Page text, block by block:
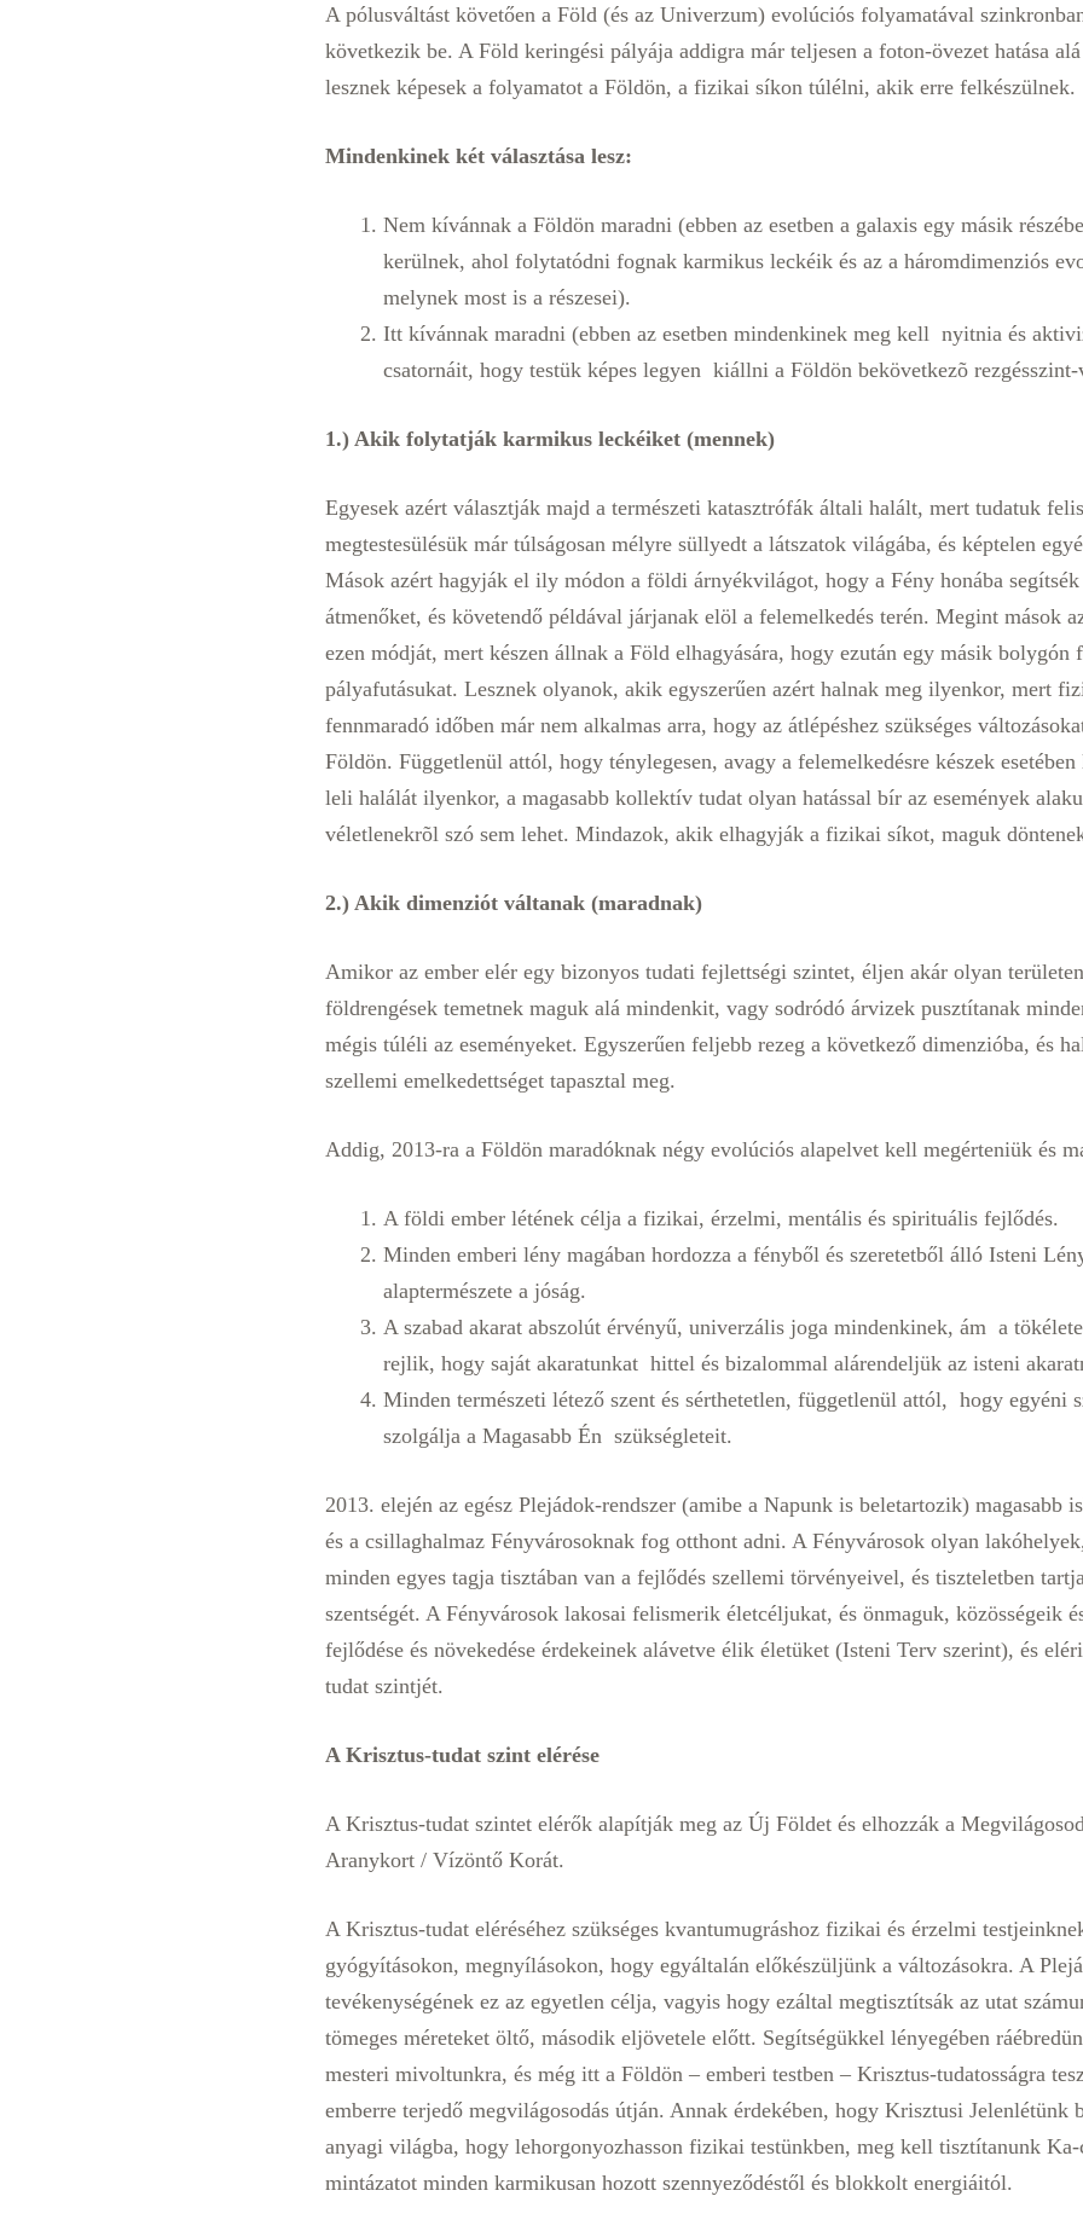
A pólusváltást követően a Föld (és az Univerzum) evolúciós folyamatával
következik be. A Föld keringési pályája addigra már teljesen a foton-övezet hatása
lesznek képesek a folyamatot a Földön, a fizikai síkon túlélni, akik erre felkészülnek.
Mindenkinek két választása lesz:
Nem kívánnak a Földön maradni (ebben az esetben a galaxis egy másik
kerülnek, ahol folytatódni fognak karmikus leckéik és az a háromdimenziós
melynek most is a részesei).
Itt kívánnak maradni (ebben az esetben mindenkinek meg kell nyitnia és
csatornáit, hogy testük képes legyen kiállni a Földön bekövetkezõ rezgésszint-
1.) Akik folytatják karmikus leckéiket (mennek)
Egyesek azért választják majd a természeti katasztrófák általi halált, mert tudatuk
megtestesülésük már túlságosan mélyre süllyedt a látszatok világába, és képtelen
Mások azért hagyják el ily módon a földi árnyékvilágot, hogy a Fény honába
átmenőket, és követendő példával járjanak elöl a felemelkedés terén. Megint mások
ezen módját, mert készen állnak a Föld elhagyására, hogy ezután egy másik bolygón
pályafutásukat. Lesznek olyanok, akik egyszerűen azért halnak meg ilyenkor, mert
fennmaradó időben már nem alkalmas arra, hogy az átlépéshez szükséges
Földön. Függetlenül attól, hogy ténylegesen, avagy a felemelkedésre készek
leli halálát ilyenkor, a magasabb kollektív tudat olyan hatással bír az események
véletlenekrõl szó sem lehet. Mindazok, akik elhagyják a fizikai síkot, maguk
2.) Akik dimenziót váltanak (maradnak)
Amikor az ember elér egy bizonyos tudati fejlettségi szintet, éljen akár olyan
földrengések temetnek maguk alá mindenkit, vagy sodródó árvizek pusztítanak
mégis túléli az eseményeket. Egyszerűen feljebb rezeg a következő dimenzióba, és
szellemi emelkedettséget tapasztal meg.
Addig, 2013-ra a Földön maradóknak négy evolúciós alapelvet kell megérteniük és
A földi ember létének célja a fizikai, érzelmi, mentális és spirituális fejlődés.
Minden emberi lény magában hordozza a fényből és szeretetből álló Isteni
alaptermészete a jóság.
A szabad akarat abszolút érvényű, univerzális joga mindenkinek, ám a
rejlik, hogy saját akaratunkat hittel és bizalommal alárendeljük az isteni
Minden természeti létező szent és sérthetetlen, függetlenül attól, hogy egyéni
szolgálja a Magasabb Én szükségleteit.
2013. elején az egész Plejádok-rendszer (amibe a Napunk is beletartozik) magasabb
és a csillaghalmaz Fényvárosoknak fog otthont adni. A Fényvárosok olyan
minden egyes tagja tisztában van a fejlődés szellemi törvényeivel, és tiszteletben
szentségét. A Fényvárosok lakosai felismerik életcéljukat, és önmaguk, közösségeik
fejlődése és növekedése érdekeinek alávetve élik életüket (Isteni Terv szerint), és
tudat szintjét.
A Krisztus-tudat szint elérése
A Krisztus-tudat szintet elérők alapítják meg az Új Földet és elhozzák a
Aranykort / Vízöntő Korát.
A Krisztus-tudat eléréséhez szükséges kvantumugráshoz fizikai és érzelmi
gyógyításokon, megnyílásokon, hogy egyáltalán előkészüljünk a változásokra. A
tevékenységének ez az egyetlen célja, vagyis hogy ezáltal megtisztítsák az utat
tömeges méreteket öltő, második eljövetele előtt. Segítségükkel lényegében
mesteri mivoltunkra, és még itt a Földön – emberi testben – Krisztus-tudatosságra
emberre terjedő megvilágosodás útján. Annak érdekében, hogy Krisztusi Jelenlétünk
anyagi világba, hogy lehorgonyozhasson fizikai testünkben, meg kell tisztítanunk
mintázatot minden karmikusan hozott szennyeződéstől és blokkolt energiáitól.